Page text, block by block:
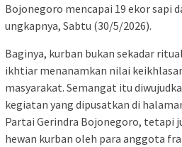
Bojonegoro mencapai 19 ekor sapi
ungkapnya, Sabtu (30/5/2026).
Baginya, kurban bukan sekadar
ikhtiar menanamkan nilai
masyarakat. Semangat itu
kegiatan yang dipusatkan di
Partai Gerindra Bojonegoro, tetapi
hewan kurban oleh para anggota